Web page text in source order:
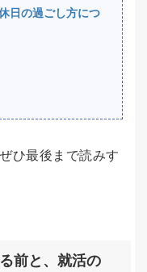
日の過ごし方につ
ひ最後まで読みす
前と、就活の